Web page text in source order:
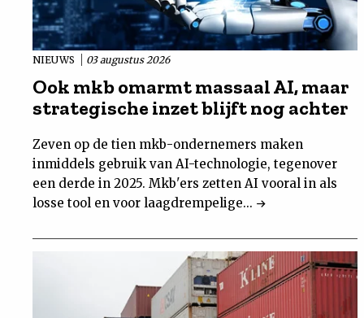
NIEUWS 03 augustus 2026
Ook mkb omarmt massaal AI, maar
strategische inzet blijft nog achter
Zeven op de tien mkb-ondernemers maken
inmiddels gebruik van AI-technologie, tegenover
een derde in 2025. Mkb'ers zetten AI vooral in als
losse tool en voor laagdrempelige...